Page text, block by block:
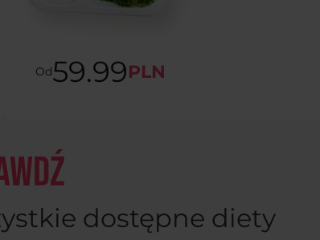
Od59.99PLN
dostępne diety